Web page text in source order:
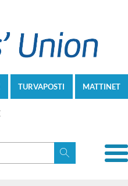
MATTINET
TURVAPOSTI